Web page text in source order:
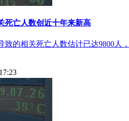
死亡人数创近十年来新高
致的相关死亡人数估计已达9800人